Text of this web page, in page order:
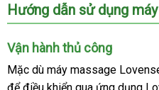
Hướng dẫn sử dụng
Vận hành thủ công
Mặc hướng
dù máy massage